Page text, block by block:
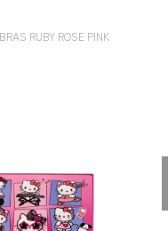
RUBY ROSE PINK